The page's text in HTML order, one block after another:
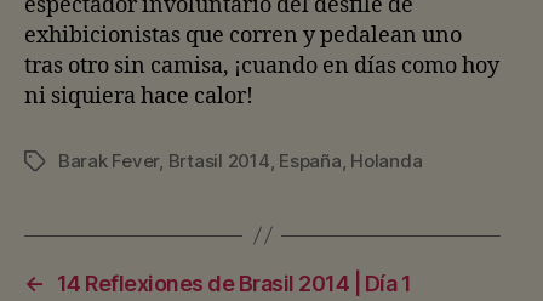
exhibicionistas que corren y pedalean uno
tras otro sin camisa, ¡cuando en días como hoy
ni siquiera hace calor!
Etiquetas
Barak Fever, Brtasil 2014 España Holanda
←
14 Reflexiones de Brasil 2014 | Día 1